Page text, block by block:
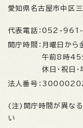
愛知県名古屋市中区
代表電話： 052-961-
開庁時間： 月曜日から
午前8時45
休日・祝日
法人番号：
(注)開庁時間が異なる
い